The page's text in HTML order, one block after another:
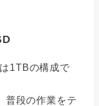
1TBの構成で
普段の作業をテ